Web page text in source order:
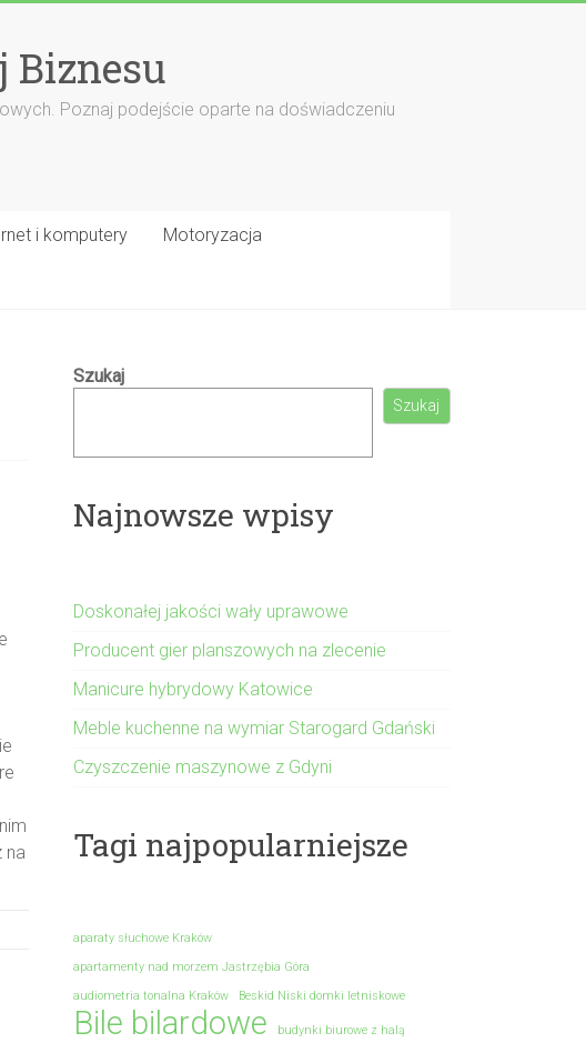
Biznesu
Poznaj podejście oparte na doświadczeniu
i komputery Motoryzacja
na
Szukaj
Szukaj
Najnowsze wpisy
Doskonałej jakości wały uprawowe
Producent gier planszowych na zlecenie
Manicure hybrydowy Katowice
Meble kuchenne na wymiar Starogard Gdański
Czyszczenie maszynowe z Gdyni
Tagi najpopularniejsze
aparaty słuchowe Kraków
apartamenty nad morzem Jastrzębia Góra
audiometria tonalna Kraków
Beskid Niski domki letniskowe
Bile bilardowe
budynki biurowe z halą